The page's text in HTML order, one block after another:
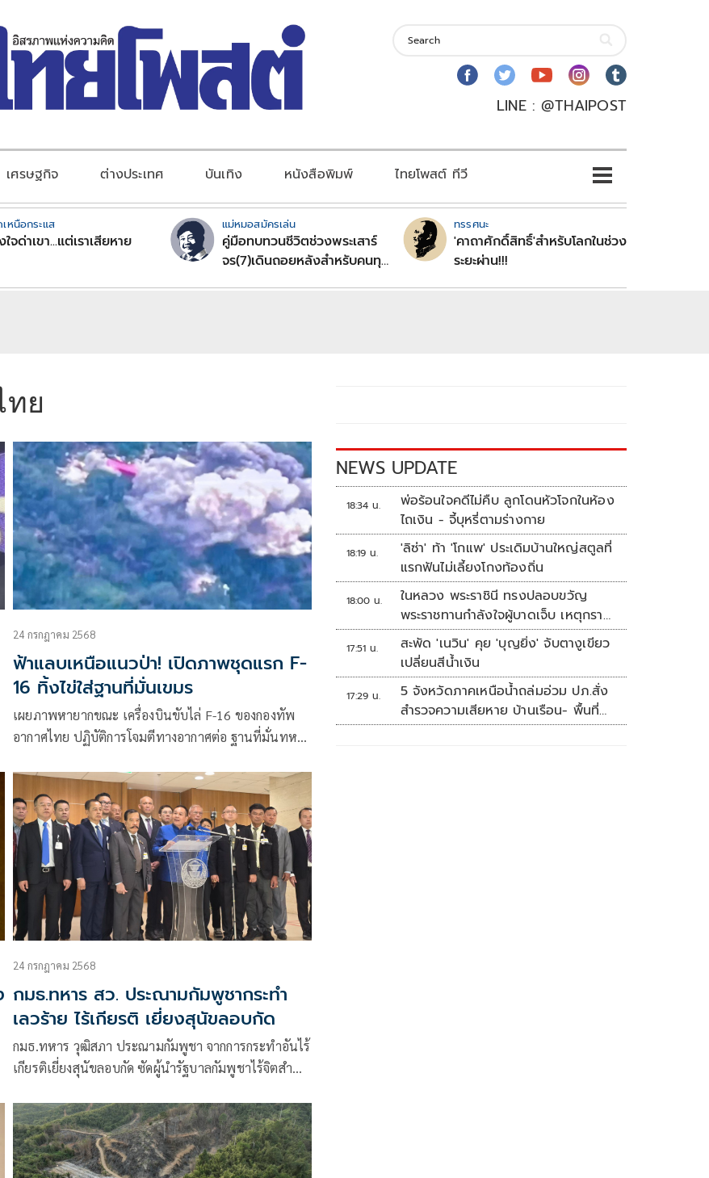
LINE : @THAIPOST
เศรษฐกิจ ต่างประเทศ บันเทิง หนังสือพิมพ์ ไทยโพสต์ ทีวี
หนือกระแส
จด่าเขา...แต่เราเสียหาย
แม่หมอสมัครเล่น
คู่มือทบทวนชีวิตช่วงพระเสาร์
จร(7)เดินถอยหลังสำหรับคนทุก
ทรรศนะ
'คาถาศักดิ์สิทธิ์'สำหรับโลกในช่วง
ระยะผ่าน!!!
ย
24 กรกฎาคม 2568
ฟ้าแลบเหนือแนวป่า! เปิดภาพชุดแรก F-
16 ทิ้งไข่ใส่ฐานที่มั่นเขมร
เผยภาพหายากขณะ เครื่องบินขับไล่ F-16 ของกองทัพ
อากาศไทย ปฏิบัติการโจมตีทางอากาศต่อ ฐานที่มั่นทหาร
ตึงเครียดที่ชายแดนไทย-กัมพูชา หลังการปะทะต่อเนื่อง
หลายวัน
24 กรกฎาคม 2568
กมธ.ทหาร สว. ประณามกัมพูชากระทำ
เลวร้าย ไร้เกียรติ เยี่ยงสุนัขลอบกัด
กมธ.ทหาร วุฒิสภา ประณามกัมพูชา จากการกระทําอันไร้
เกียรติเยี่ยงสุนัขลอบกัด ซัดผู้นํารัฐบาลกัมพูชาไร้จิตสํา
สันติวิธี เบี่ยงเบนกลบเกลื่อนเรื่องเลวร้าย ที่ตนเองสร้าง
ขึ้น
NEWS UPDATE
18:34 น.
พ่อร้อนใจคดีไม่คืบ ลูกโดนหัวโจกในห้อง
ไถเงิน - จี้บุหรี่ตามร่างกาย
18:19 น.
'ลิซ่า' ท้า 'โกแพ' ประเดิมบ้านใหญ่สตูลที่
แรกฟันไม่เลี้ยงโกงท้องถิ่น
18:00 น.
ในหลวง พระราชินี ทรงปลอบขวัญ
พระราชทานกำลังใจผู้บาดเจ็บ เหตุกราด
ยิง รร.เทพศิรินทร์นนทบุรี
17:51 น.
สะพัด 'เนวิน' คุย 'บุญยิ่ง' จับตางูเขียว
เปลี่ยนสีน้ำเงิน
17:29 น.
5 จังหวัดภาคเหนือน้ำถล่มอ่วม ปภ.สั่ง
สำรวจความเสียหาย บ้านเรือน- พื้นที่
เกษตร